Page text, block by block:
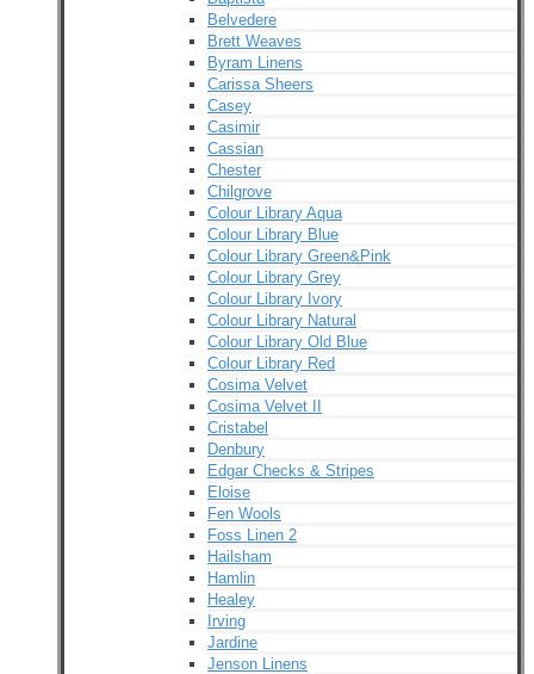
Belvedere
Brett Weaves
Byram Linens
Carissa Sheers
Casey
Casimir
Cassian
Chester
Chilgrove
Colour Library Aqua
Colour Library Blue
Colour Library Green&Pink
Colour Library Grey
Colour Library Ivory
Colour Library Natural
Colour Library Old Blue
Colour Library Red
Cosima Velvet
Cosima Velvet II
Cristabel
Denbury
Edgar Checks & Stripes
Eloise
Fen Wools
Foss Linen 2
Hailsham
Hamlin
Healey
Irving
Jardine
Jenson Linens